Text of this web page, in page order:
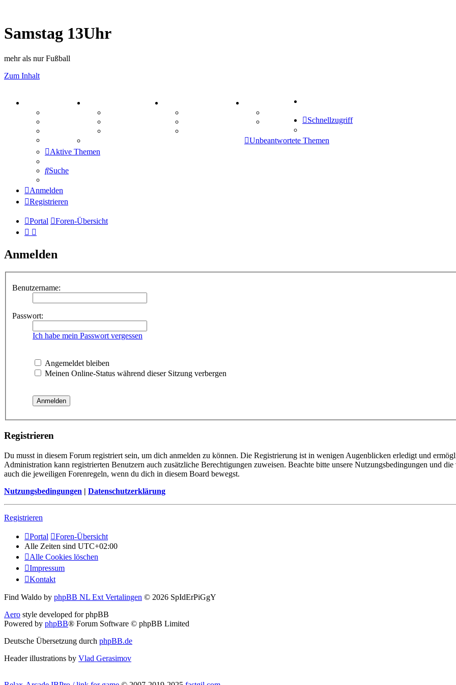
Samstag 13Uhr
mehr als nur Fußball
Zum Inhalt
Mastodon
Comunio
Schnellzugriff
Unbeantwortete Themen
Aktive Themen
Suche
Anmelden
Registrieren
Portal Foren-Übersicht
Anmelden
Benutzername:
Passwort:
Ich habe mein Passwort vergessen
Angemeldet bleiben
Meinen Online-Status während dieser Sitzung verbergen
Registrieren
Du musst in diesem Forum registriert sein, um dich anmelden zu können. Die Registrierung ist in wenigen Augenblicken erledigt und
Administration kann registrierten Benutzern auch zusätzliche Berechtigungen zuweisen. Beachte bitte unsere Nutzungsbedingungen und
auch die jeweiligen Forenregeln, wenn du dich in diesem Board bewegst.
Nutzungsbedingungen | Datenschutzerklärung
Registrieren
Portal
Foren-Übersicht
Alle Zeiten sind UTC+02:00
Alle Cookies löschen
Impressum
Kontakt
Find Waldo by phpBB NL Ext Vertalingen © 2026 SpIdErPiGgY
Aero style developed for phpBB
Powered by phpBB® Forum Software © phpBB Limited
Deutsche Übersetzung durch phpBB.de
Header illustrations by Vlad Gerasimov